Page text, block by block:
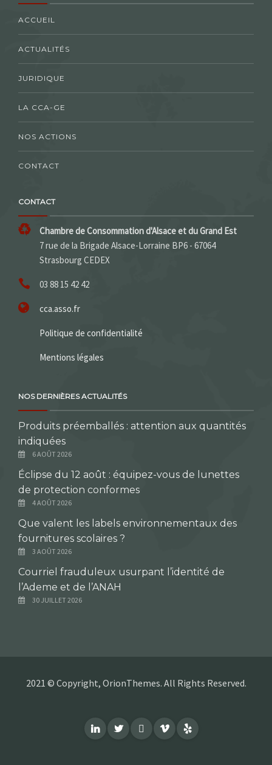
ACCUEIL
ACTUALITÉS
JURIDIQUE
LA CCA-GE
NOS ACTIONS
CONTACT
CONTACT
Chambre de Consommation d'Alsace et du Grand Est
7 rue de la Brigade Alsace-Lorraine BP6 - 67064
Strasbourg CEDEX
03 88 15 42 42
cca.asso.fr
Politique de confidentialité
Mentions légales
NOS DERNIÈRES ACTUALITÉS
Produits préemballés : attention aux quantités
indiquées
6 AOÛT 2026
Éclipse du 12 août : équipez-vous de lunettes
de protection conformes
4 AOÛT 2026
Que valent les labels environnementaux des
fournitures scolaires ?
3 AOÛT 2026
Courriel frauduleux usurpant l’identité de
l’Ademe et de l’ANAH
30 JUILLET 2026
2021 © Copyright, OrionThemes. All Rights Reserved.